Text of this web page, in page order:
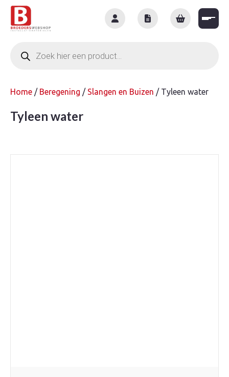
Skip
content
zoeken
Home / Beregening / Slangen en Buizen / Tyleen water
Tyleen water